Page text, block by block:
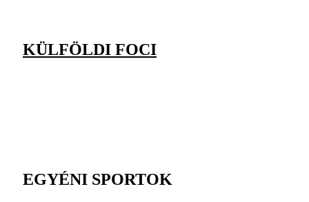
KÜLFÖLDI FOCI
EGYÉNI SPORTOK